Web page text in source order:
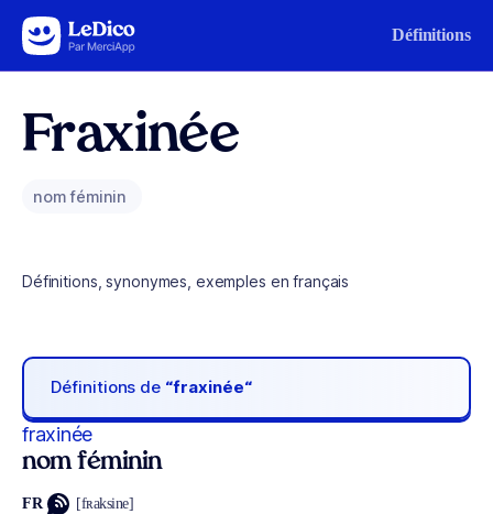
Aller au contenu Définitions
Fraxinée
nom féminin
Définitions, synonymes, exemples en français
Définitions de “fraxinée“
fraxinée
nom féminin
FR [fʀaksine]